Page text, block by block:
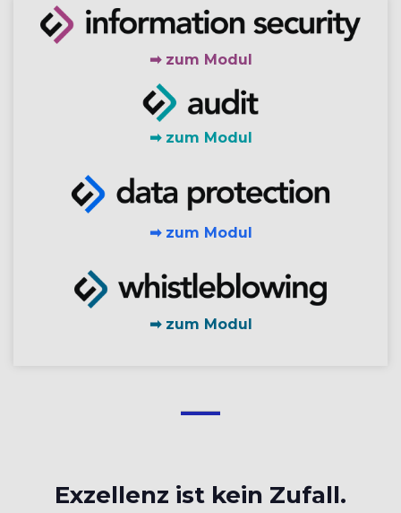
➡ zum Modul
➡ zum Modul
➡ zum Modul
➡ zum Modul
Exzellenz ist kein Zufall.